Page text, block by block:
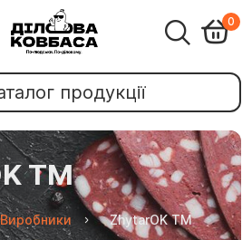
0
продукції
TM
Виробники ZhytarOK TM